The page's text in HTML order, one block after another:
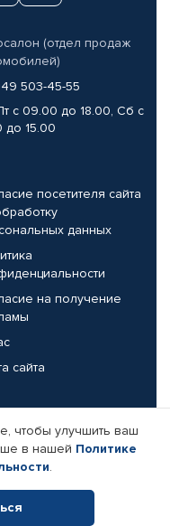
(отдел продаж
503-45-55
с 09.00 до 18.00, Сб с
до 15.00
посетителя сайта
данных
на получение
сайта
компании
чтобы улучшить ваш
в нашей Политике
.